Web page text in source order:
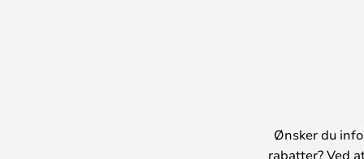
Ønsker du
rabatter? Ved